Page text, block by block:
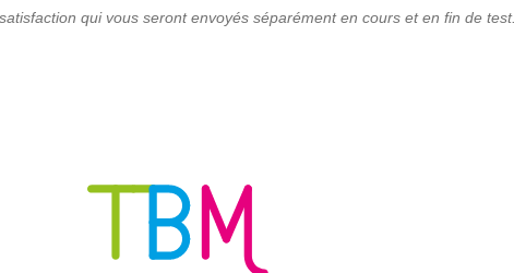
qui vous seront envoyés séparément en cours et en fin de test.